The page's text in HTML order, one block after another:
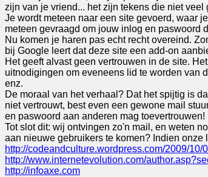
zijn van je vriend... het zijn tekens die niet veel
Je wordt meteen naar een site gevoerd, waar
meteen gevraagd om jouw inlog en paswoord
Nu komen je haren pas echt recht overeind.
bij Google leert dat deze site een add-on
Het geeft alvast geen vertrouwen in de site.
uitnodigingen om eveneens lid te worden van
enz.
De moraal van het verhaal? Dat het spijtig is
niet vertrouwt, best even een gewone mail
en paswoord aan anderen mag toevertrouwen!
Tot slot dit: wij ontvingen zo'n mail, en weten
aan nieuwe gebruikers te komen? Indien
http://codeandculture.wordpress.com/2009/
http://www.internetevolution.com/
http://infoaxe.com